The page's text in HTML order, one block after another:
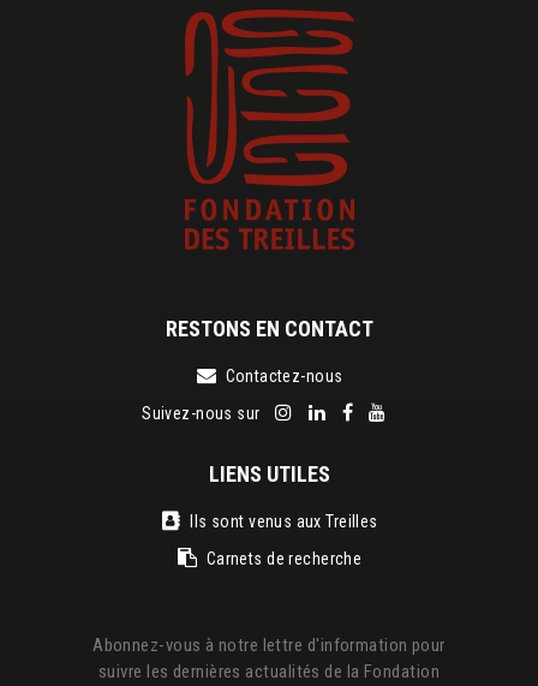
RESTONS EN CONTACT
Contactez-nous
Suivez-nous sur
LIENS UTILES
Ils sont venus aux Treilles
Carnets de recherche
Abonnez-vous à notre lettre d'information pour
suivre les dernières actualités de la Fondation